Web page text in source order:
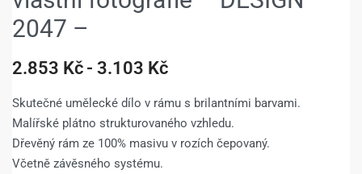
2047 –
2.853 Kč 3.103 Kč
Skutečné umělecké dílo v rámu s brilantními barvami.
Malířské plátno strukturovaného vzhledu.
Dřevěný rám ze 100% masivu v rozích čepovaný.
Včetně závěsného systému.